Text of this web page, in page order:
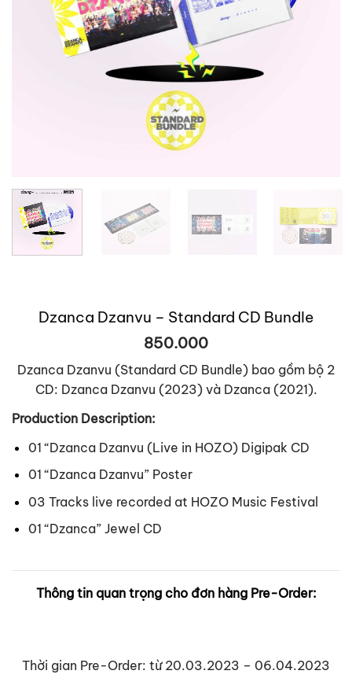
Dzanca Dzanvu – Standard CD Bundle
850.000
Dzanca Dzanvu (Standard CD Bundle) bao gồm bộ 2
CD: Dzanca Dzanvu (2023) và Dzanca (2021).
Production Description:
01 “Dzanca Dzanvu (Live in HOZO) Digipak CD
01 “Dzanca Dzanvu” Poster
03 Tracks live recorded at HOZO Music Festival
01 “Dzanca” Jewel CD
Thông tin quan trọng cho đơn hàng Pre-Order:
Thời gian Pre-Order: từ 20.03.2023 – 06.04.2023